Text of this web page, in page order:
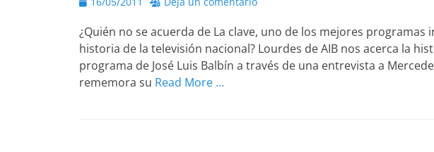
¿Quién no se acuerda de La clave, uno de los mejores programas
historia de la televisión nacional? Lourdes de AIB nos acerca la
programa de José Luis Balbín a través de una entrevista a
rememora su Read More …